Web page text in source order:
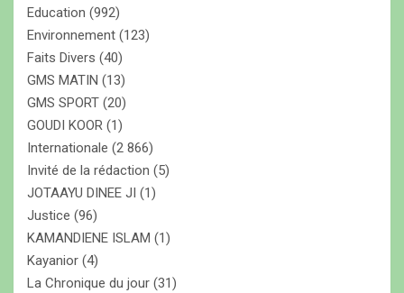
Education (992)
Environnement (123)
Faits Divers (40)
GMS MATIN (13)
GMS SPORT (20)
GOUDI KOOR (1)
Internationale (2 866)
Invité de la rédaction (5)
JOTAAYU DINEE JI (1)
Justice (96)
KAMANDIENE ISLAM (1)
Kayanior (4)
La Chronique du jour (31)